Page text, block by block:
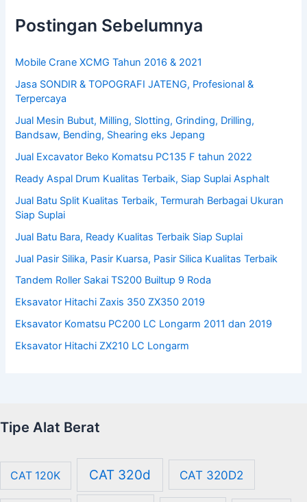
Postingan Sebelumnya
Mobile Crane XCMG Tahun 2016 & 2021
Jasa SONDIR & TOPOGRAFI JATENG, Profesional &
Terpercaya
Jual Mesin Bubut, Milling, Slotting, Grinding, Drilling,
Bandsaw, Bending, Shearing eks Jepang
Jual Excavator Beko Komatsu PC135 F tahun 2022
Ready Aspal Drum Kualitas Terbaik, Siap Suplai Asphalt
Jual Batu Split Kualitas Terbaik, Termurah Berbagai Ukuran
Siap Suplai
Jual Batu Bara, Ready Kualitas Terbaik Siap Suplai
Jual Pasir Silika, Pasir Kuarsa, Pasir Silica Kualitas Terbaik
Tandem Roller Sakai TS200 Builtup 9 Roda
Eksavator Hitachi Zaxis 350 ZX350 2019
Eksavator Komatsu PC200 LC Longarm 2011 dan 2019
Eksavator Hitachi ZX210 LC Longarm
Tipe Alat Berat
CAT 120K CAT 320d CAT 320D2